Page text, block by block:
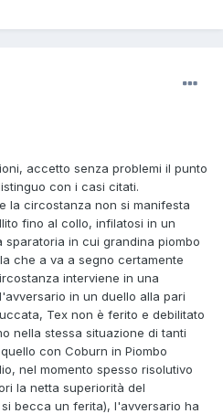
accetto senza problemi il punto
con i casi citati.
la circostanza non si manifesta
fino al collo, infilatosi in un
in cui grandina piombo
che a va a segno certamente
interviene in una
in un duello alla pari
Tex non è ferito e debilitato
nella stessa situazione di tanti
con Coburn in Piombo
nel momento spesso risolutivo
la netta superiorità del
becca un ferita), l'avversario ha